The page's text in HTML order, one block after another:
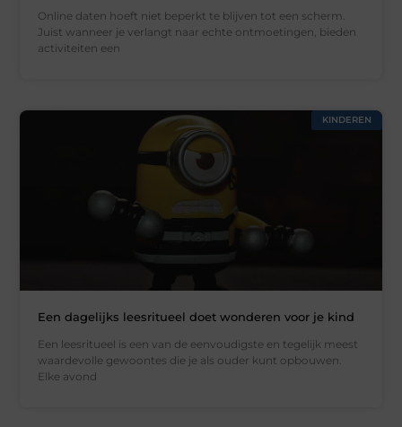
Online daten hoeft niet beperkt te blijven tot een scherm.
Juist wanneer je verlangt naar echte ontmoetingen, bieden
activiteiten een
KINDEREN
Een dagelijks leesritueel doet wonderen voor je kind
Een leesritueel is een van de eenvoudigste en tegelijk meest
waardevolle gewoontes die je als ouder kunt opbouwen.
Elke avond